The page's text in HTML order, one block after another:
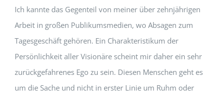
Ich kannte das Gegenteil von meiner über zehnjährigen
Arbeit in großen Publikumsmedien, wo Absagen zum
Tagesgeschäft gehören. Ein Charakteristikum der
Persönlichkeit aller Visionäre scheint mir daher ein sehr
zurückgefahrenes Ego zu sein. Diesen Menschen geht es
um die Sache und nicht in erster Linie um Ruhm oder